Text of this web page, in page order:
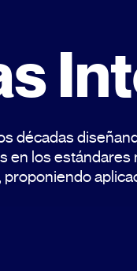
décadas
en los